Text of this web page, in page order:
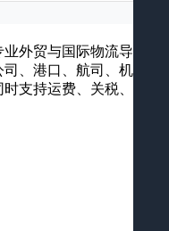
外贸与国际物流导航平
、港口、航司、机场、
支持运费、关税、海关